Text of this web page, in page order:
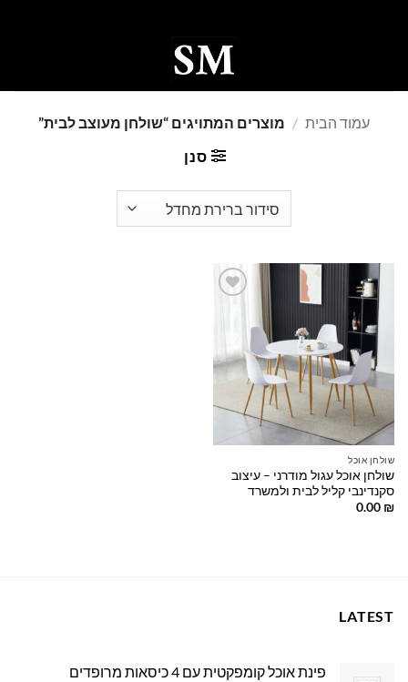
עמוד הבית / מוצרים המתויגים “שולחן מעוצב לבית”
סנן
שולחן אוכל
שולחן אוכל עגול מודרני – עיצוב
סקנדינבי קליל לבית ולמשרד
0.00 ₪
LATEST
פינת אוכל קומפקטית עם 4 כיסאות מרופדים